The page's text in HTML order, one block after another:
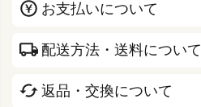
お支払いについて
配送方法・送料について
返品・交換について